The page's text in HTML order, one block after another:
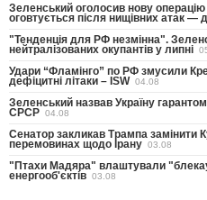
Зеленський оголосив нову
оговтується після нищівних атак —
"Тенденція для РФ незмінна".
нейтралізованих окупантів у липні
Удари “Фламінго” по РФ змусили
дефіцитні літаки – ISW 04.08
Зеленський назвав Україну
СРСР 04.08
Сенатор закликав Трампа замінити
перемовинах щодо Ірану 03.08
"Птахи Мадяра" влаштували
енергооб'єктів 03.08